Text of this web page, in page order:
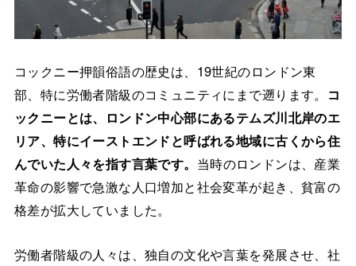
コックニー押韻俗語の歴史は、19世紀のロンドン東
部、特に労働者階級のコミュニティにまで遡ります。 コ
ックニーとは、ロンドン中心部にあるテムズ川北岸のエ
リア、特にイーストエンドと呼ばれる地域に古くから住
んでいた人々を指す言葉です。 当時のロンドンは、産業
革命の影響で急激な人口増加と社会変革が起き、貧富の
格差が拡大していました。
労働者階級の人々は、独自の文化や言葉を発展させ、社